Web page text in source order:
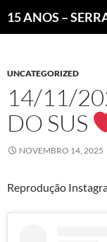
UNCATEGORIZED
14/11/
DO SUS
NOVEMBRO 14, 2025
Reprodução